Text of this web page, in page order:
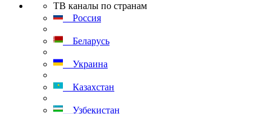
ТВ каналы по странам
Россия
Беларусь
Украина
Казахстан
Узбекистан